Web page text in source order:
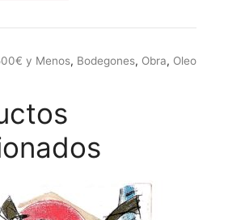
y Menos, Bodegones, Obra, Oleo